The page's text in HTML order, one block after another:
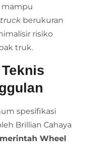
mampu
berukuran
risiko
truk.
spesifikasi
Brillian Cahaya
Wheel